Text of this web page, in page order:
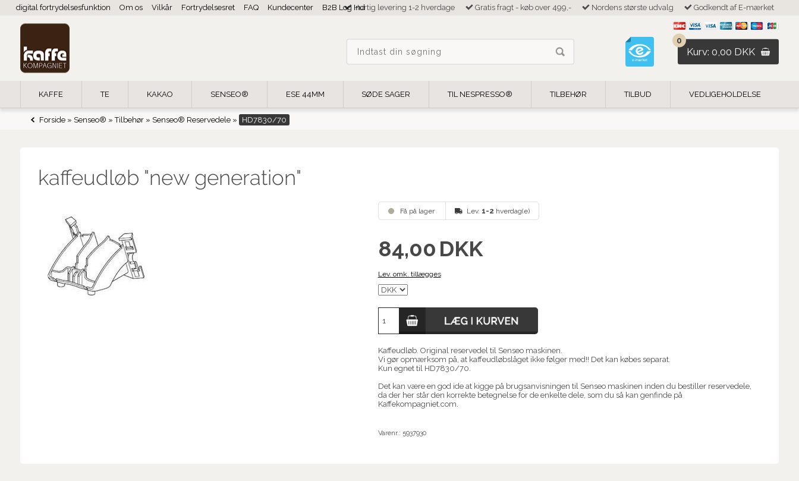
digital fortrydelsesfunktion Om os Vilkår Fortrydelsesret FAQ Kundecenter B2B Log IndHurtig levering 1-2 hverdage Gratis fragt - køb over 499,- Nordens største udvalg Godkendt af E-mærket
0
Kurv: 0,00 DKK
KAFFE TE KAKAO SENSEO® ESE 44MM SØDE SAGER TIL NESPRESSO® TILBEHØR TILBUD VEDLIGEHOLDELSE
Forside» Senseo® »Tilbehør» Senseo® Reservedele» HD7830/70
kaffeudløb "new generation"
Få på lager Lev. 1-2 hverdag(e)
84,00 DKK
Lev. omk. tillægges
Kaffeudløb. Original reservedel til Senseo maskinen.
Vi gør opmærksom på, at kaffeudløbslåget ikke følger med!! Det kan købes separat.
Kun egnet til HD7830/70.
Det kan være en god ide at kigge på brugsanvisningen til Senseo maskinen inden du bestiller reservedele,
da der her står den korrekte betegnelse for de enkelte dele, som du så kan genfinde på
Kaffekompagniet.com.
Varenr.: 5937930